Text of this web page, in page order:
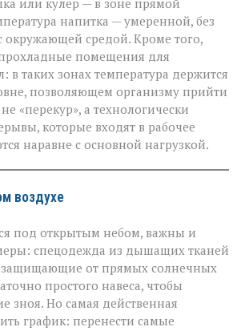
или кулер — в зоне прямой
напитка — умеренной, без
окружающей средой. Кроме того,
помещения для
в таких зонах температура держится
позволяющем организму прийти
«перекур», а технологически
которые входят в рабочее
наравне с основной нагрузкой.
воздухе
под открытым небом, важны и
спецодежда из дышащих тканей
защищающие от прямых солнечных
простого навеса, чтобы
зноя. Но самая действенная
график: перенести самые